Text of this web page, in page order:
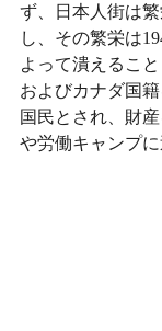
ず、日本人街は
し、その繁栄は
よって潰えるこ
およびカナダ国
国民とされ、財
や労働キャンプに